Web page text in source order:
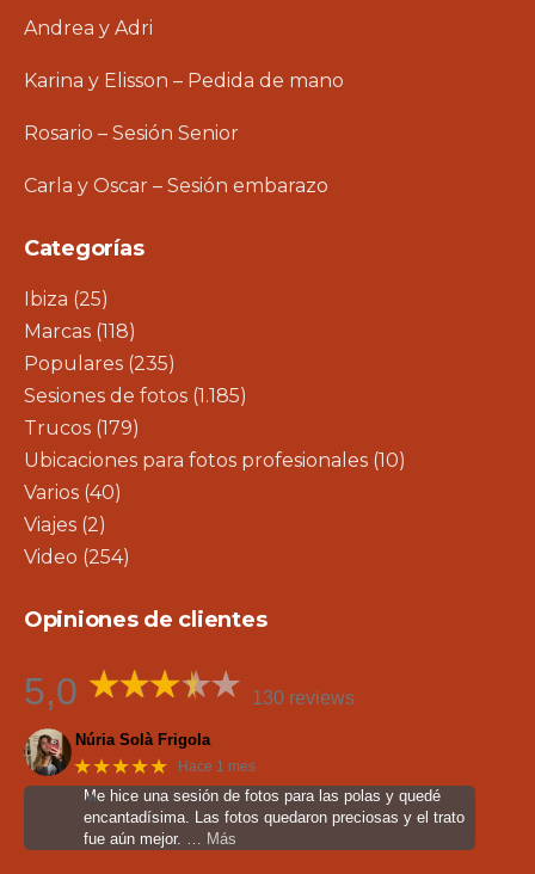
Andrea y Adri
Karina y Elisson – Pedida de mano
Rosario – Sesión Senior
Carla y Oscar – Sesión embarazo
Categorías
Ibiza (25)
Marcas (118)
Populares (235)
Sesiones de fotos (1.185)
Trucos (179)
Ubicaciones para fotos profesionales (10)
Varios (40)
Viajes (2)
Video (254)
Opiniones de clientes
5,0 130 reviews
Núria Solà Frigola
★★★★★ Hace 1 mes
Me hice una sesión de fotos para las polas y quedé
encantadísima. Las fotos quedaron preciosas y el trato
fue aún mejor.
… Más